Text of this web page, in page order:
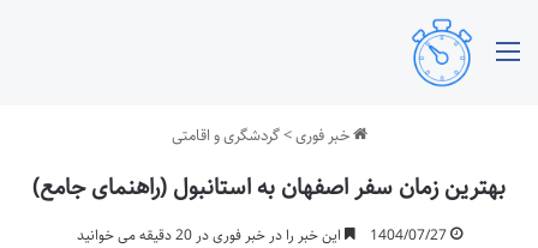
خبر فوری>گردشگری و اقامتی
بهترین زمان سفر اصفهان به استانبول (راهنمای جامع)
1404/07/27 این خبر را در خبر فوری در 20 دقیقه می خوانید